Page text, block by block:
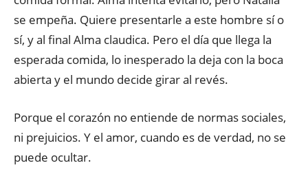
se empeña. Quiere presentarle a este hombre sí o
sí, y al final Alma claudica. Pero el día que llega la
esperada comida, lo inesperado la deja con la boca
abierta y el mundo decide girar al revés.
Porque el corazón no entiende de normas sociales,
ni prejuicios. Y el amor, cuando es de verdad, no se
puede ocultar.